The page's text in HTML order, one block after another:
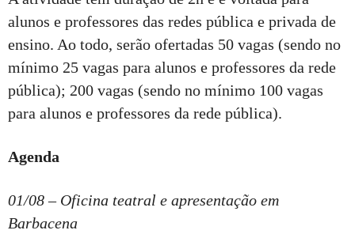
alunos e professores das redes pública e privada de
ensino. Ao todo, serão ofertadas 50 vagas (sendo no
mínimo 25 vagas para alunos e professores da rede
pública); 200 vagas (sendo no mínimo 100 vagas
para alunos e professores da rede pública).
Agenda
01/08 – Oficina teatral e apresentação em
Barbacena